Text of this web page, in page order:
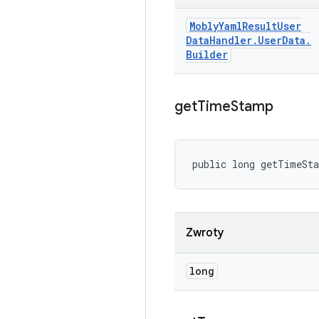
MoblyYamlResultUser
DataHandler. UserData .
Builder
getTimeStamp
public long
Zwroty
long